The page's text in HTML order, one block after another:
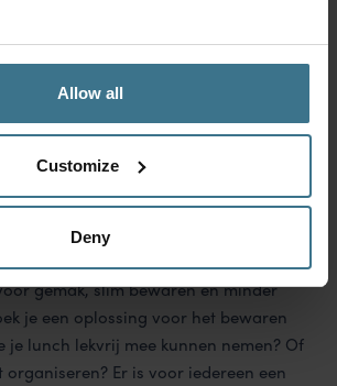
Allow all
Customize
Deny
Maak bijvoorbeeld je eigen
en gebruik ze in koekjes, muffins of
heb je zin in een hartige, winterse
dan dezestamppot met een twistvoor
de winter in huis!
gemak, slim bewaren en minder
je een oplossing voor het bewaren
je lunch lekvrij mee kunnen nemen? Of
Er is voor iedereen een